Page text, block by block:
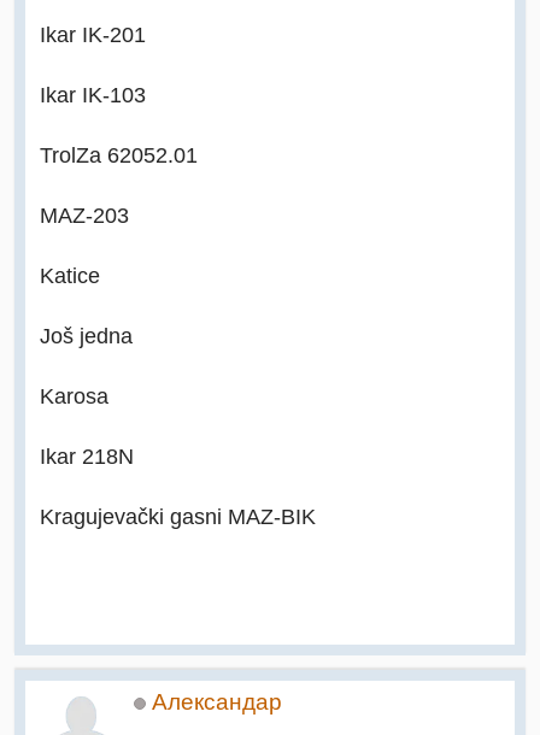
Ikar IK-201
Ikar IK-103
TrolZa 62052.01
MAZ-203
Katice
Još jedna
Karosa
Ikar 218N
Kragujevački gasni MAZ-BIK
Александар